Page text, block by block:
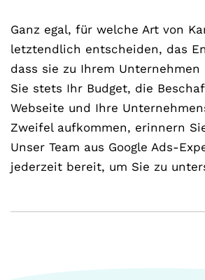
Ganz egal, für welche Art von
letztendlich entscheiden, das
dass sie zu Ihrem Unternehmen
Sie stets Ihr Budget, die
Webseite und Ihre
Zweifel aufkommen, erinnern
Unser Team aus Google Ads-
jederzeit bereit, um Sie zu